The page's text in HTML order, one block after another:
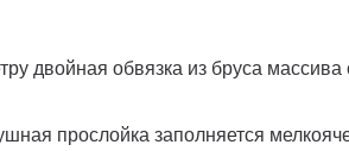
двойная обвязка из бруса
прослойка заполняется